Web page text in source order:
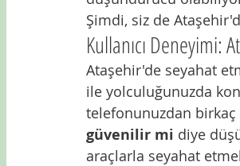
Şimdi, siz de
Kullanıcı Deneyimi:
Ataşehir'de seyahat
ile yolculuğunuzda
telefonunuzdan birkaç
güvenilir mi diye
araçlarla seyahat